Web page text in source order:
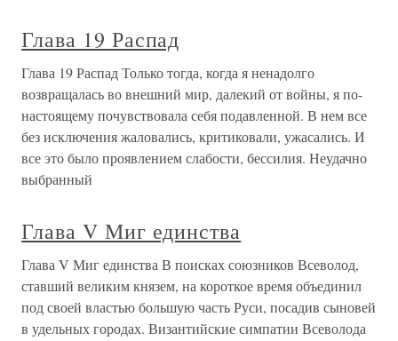
Глава 19 Распад
Глава 19 Распад Только тогда, когда я ненадолго
возвращалась во внешний мир, далекий от войны, я по-
настоящему почувствовала себя подавленной. В нем все
без исключения жаловались, критиковали, ужасались. И
все это было проявлением слабости, бессилия. Неудачно
выбранный
Глава V Миг единства
Глава V Миг единства В поисках союзников Всеволод,
ставший великим князем, на короткое время объединил
под своей властью большую часть Руси, посадив сыновей
в удельных городах. Византийские симпатии Всеволода